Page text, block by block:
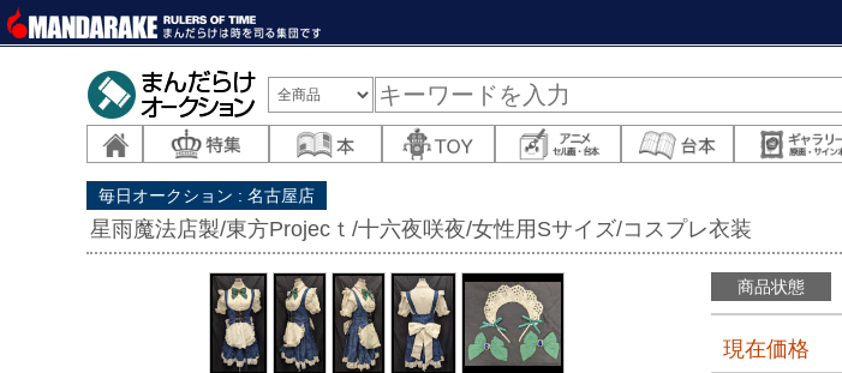
毎日オークション : 名古屋店
星雨魔法店製/東方Projecｔ/十六夜咲夜/女性用Sサイズ/コスプレ衣装
商品状態
現在価格